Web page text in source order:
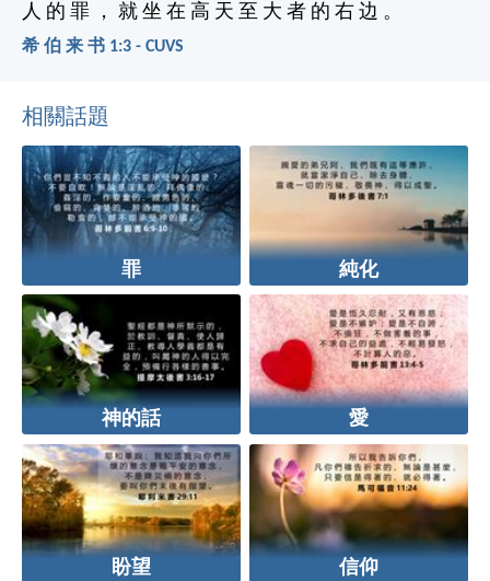
人 的 罪 ， 就 坐 在 高 天 至 大 者 的 右 边 。
希 伯 来 书 1:3 - CUVS
相關話題
罪 純化
神的話 愛
盼望 信仰